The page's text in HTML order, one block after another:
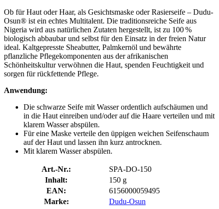
Ob für Haut oder Haar, als Gesichtsmaske oder Rasierseife – Dudu-
Osun® ist ein echtes Multitalent. Die traditionsreiche Seife aus
Nigeria wird aus natürlichen Zutaten hergestellt, ist zu 100 %
biologisch abbaubar und selbst für den Einsatz in der freien Natur
ideal. Kaltgepresste Sheabutter, Palmkernöl und bewährte
pflanzliche Pflegekomponenten aus der afrikanischen
Schönheitskultur verwöhnen die Haut, spenden Feuchtigkeit und
sorgen für rückfettende Pflege.
Anwendung:
Die schwarze Seife mit Wasser ordentlich aufschäumen und
in die Haut einreiben und/oder auf die Haare verteilen und mit
klarem Wasser abspülen.
Für eine Maske verteile den üppigen weichen Seifenschaum
auf der Haut und lassen ihn kurz antrocknen.
Mit klarem Wasser abspülen.
Art.-Nr.:
SPA-DO-150
Inhalt:
150 g
EAN:
6156000059495
Marke:
Dudu-Osun